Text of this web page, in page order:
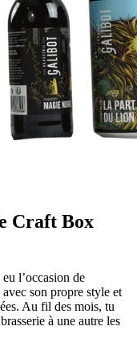
Craft Box
l’occasion de
son propre style et
Au fil des mois, tu
à une autre les